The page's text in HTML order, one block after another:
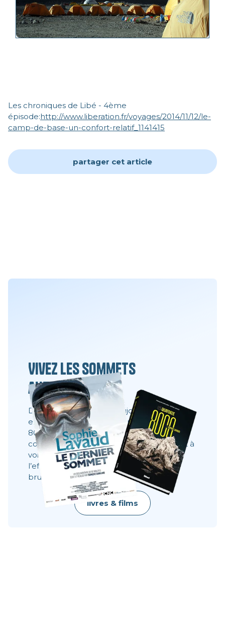
Les chroniques de Libé - 4ème
épisode:http://www.liberation.fr/voyages/2014/11/12/le-
camp-de-base-un-confort-relatif_1141415
partager cet article
Vivez les sommets
autrement
Des films, des livres et toujours la même
envie : partager ce que l’on ne voit pas à
8000 mètres. Ces récits montrent les
coulisses, les visages, les choix. Ils donnent à
voir ce qu’une image ne dit pas toujours :
l’effort, le doute, la résilience, la beauté
brute.
livres & films